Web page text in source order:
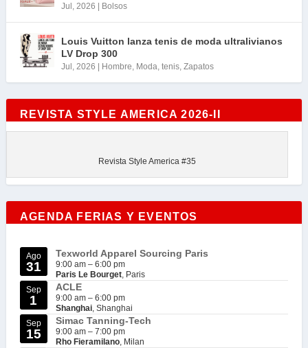
Jul, 2026 Bolsos
Louis Vuitton lanza tenis de moda ultralivianos
LV Drop 300
Jul, 2026 Hombre, Moda, tenis, Zapatos
REVISTA STYLE AMERICA 2026-II
Revista Style America #35
AGENDA FERIAS Y EVENTOS
Ago
31
Texworld Apparel Sourcing Paris
9:00 am – 6:00 pm
Paris Le Bourget, Paris
Sep
1
ACLE
9:00 am – 6:00 pm
Shanghai, Shanghai
Sep
15
Simac Tanning-Tech
9:00 am – 7:00 pm
Rho Fieramilano, Milan